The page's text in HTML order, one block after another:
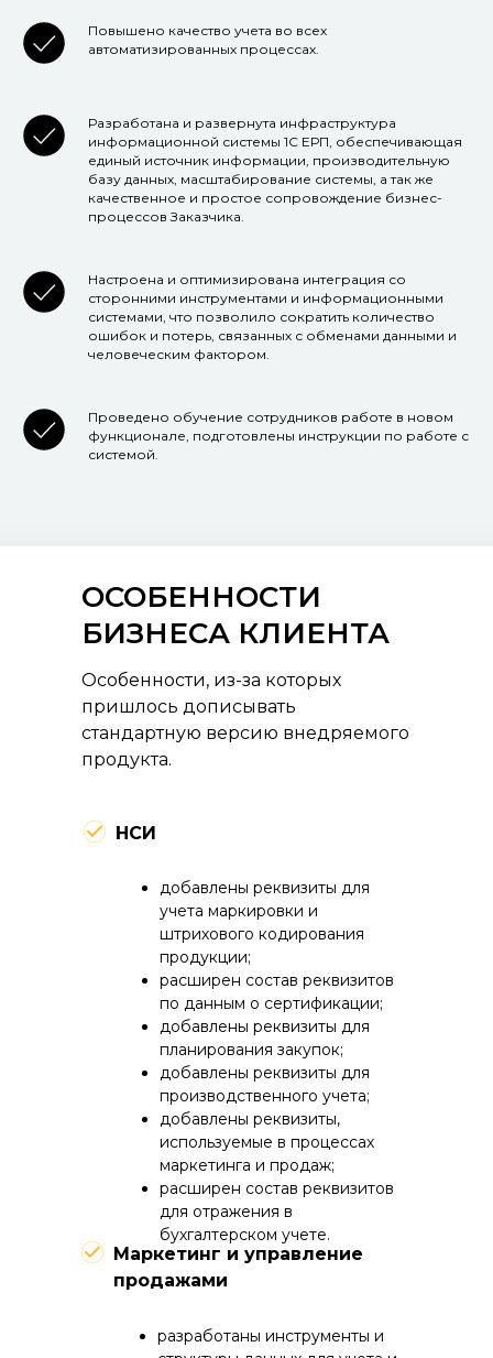
Повышено качество учета во всех
автоматизированных процессах.
Разработана и развернута инфраструктура
информационной системы 1С ЕРП, обеспечивающая
единый источник информации, производительную
базу данных, масштабирование системы, а так же
качественное и простое сопровождение бизнес-
процессов Заказчика.
Настроена и оптимизирована интеграция со
сторонними инструментами и информационными
системами, что позволило сократить количество
ошибок и потерь, связанных с обменами данными и
человеческим фактором.
Проведено обучение сотрудников работе в новом
функционале, подготовлены инструкции по работе с
системой.
Маркетинг и управление
продажами
разработаны инструменты и
НСИ
добавлены реквизиты для
учета маркировки и
штрихового кодирования
продукции;
расширен состав реквизитов
по данным о сертификации;
добавлены реквизиты для
планирования закупок;
добавлены реквизиты для
производственного учета;
добавлены реквизиты,
используемые в процессах
маркетинга и продаж;
расширен состав реквизитов
для отражения в
бухгалтерском учете.
ОСОБЕННОСТИ
БИЗНЕСА КЛИЕНТА
Особенности, из-за которых
пришлось дописывать
стандартную версию внедряемого
продукта.